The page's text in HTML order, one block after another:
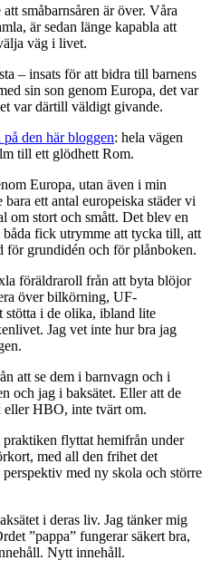
småbarnsåren är över. Våra
är sedan länge kapabla att
väg i livet.
– insats för att bidra till barnens
sin son genom Europa, det var
var därtill väldigt givande.
den här bloggen: hela vägen
till ett glödhett Rom.
Europa, utan även i min
ett antal europeiska städer vi
om stort och smått. Det blev en
fick utrymme att tycka till, att
för grundidén och för plånboken.
föräldraroll från att byta blöjor
över bilkörning, UF-
stötta i de olika, ibland lite
Jag vet inte hur bra jag
att se dem i barnvagn och i
och jag i baksätet. Eller att de
HBO, inte tvärt om.
flyttat hemifrån under
med all den frihet det
med ny skola och större
i deras liv. Jag tänker mig
”pappa” fungerar säkert bra,
Nytt innehåll.